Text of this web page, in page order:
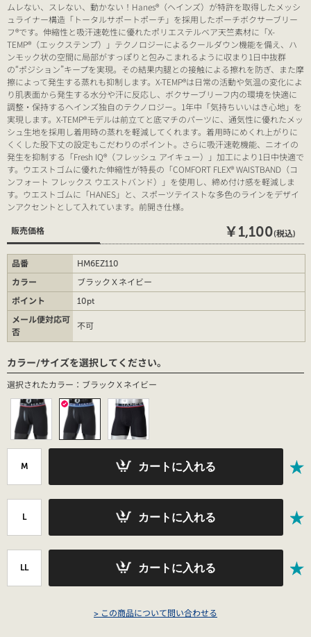
ムレない、スレない、動かない！Hanes®（ヘインズ）が特許を取得したメッシ
ュライナー構造「トータルサポートポーチ」を採用したポーチボクサーブリー
フ®です。伸縮性と吸汗速乾性に優れたポリエステルベア天竺素材に「X-
TEMP®（エックステンプ）」テクノロジーによるクールダウン機能を備え、ハ
ンモック状の空間に局部がすっぽりと包みこまれるように収まり1日中抜群
の“ポジション”キープを実現。その結果内腿との接触による擦れを防ぎ、また摩
擦によって発生する蒸れも抑制します。X-TEMP®は日常の活動や気温の変化によ
り肌表面から発生する水分や汗に反応し、ボクサーブリーフ内の環境を快適に
調整・保持するヘインズ独自のテクノロジー。1年中「気持ちいいはき心地」を
実現します。X-TEMP®モデルは前立てと底マチのパーツに、通気性に優れたメッ
シュ生地を採用し着用時の蒸れを軽減してくれます。着用時にめくれ上がりに
くくした股下丈の設定もこだわりのポイント。さらに吸汗速乾機能、ニオイの
発生を抑制する「Fresh IQ®（フレッシュ アイキュー）」加工により1日中快適で
す。ウエストゴムに優れた伸縮性が特長の「COMFORT FLEX® WAISTBAND（コ
ンフォート フレックス ウエストバンド）」を使用し、締め付け感を軽減しま
す。ウエストゴムに「HANES」と、スポーツテイストな多色のラインをデザイ
ンアクセントとして入れています。前開き仕様。
販売価格 ￥1,100(税込)
品番
HM6EZ110
カラー
ブラックＸネイビー
ポイント
10pt
メール便対応可
否
不可
カラー/サイズを選択してください。
選択されたカラー：ブラックＸネイビー
M カートに入れる
L カートに入れる
LL カートに入れる
> この商品について問い合わせる